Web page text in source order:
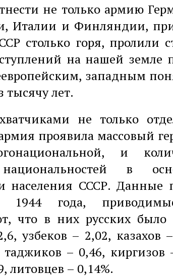
не только армию
Италии и Финляндии,
столько горя, пролили
на нашей земле
западным
лет.
не только
проявила массовый
и
в
населения СССР. Данные
1944 года,
что в них русских было
узбеков – 2,02, казахов
– 0,46, киргизов
литовцев – 0,14%.